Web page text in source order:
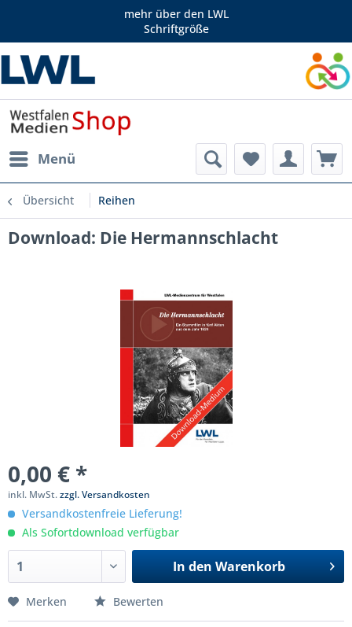
mehr über den LWL
Schriftgröße
Menü
Übersicht Reihen
Download: Die Hermannschlacht
0,00 € *
inkl. MwSt.zzgl. Versandkosten
Versandkostenfreie Lieferung!
Als Sofortdownload verfügbar
In den Warenkorb
Merken Bewerten